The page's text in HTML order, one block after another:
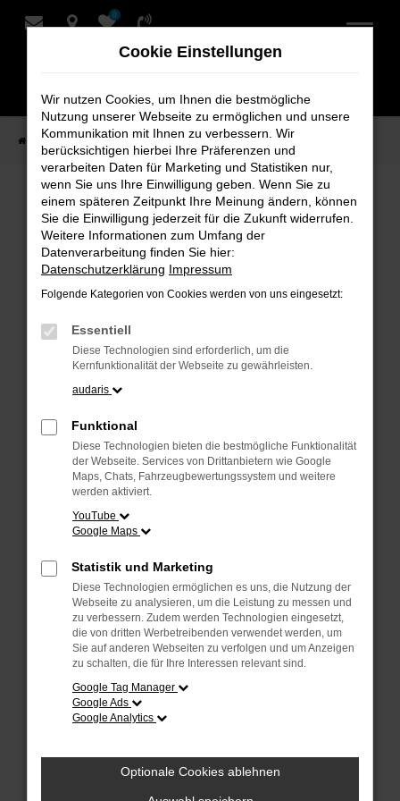
Zum
0
Startseite Verkauf Fahrzeug-Showroom
Fahrzeug-Showroom
Beim Laden ist ein Fehler aufgetreten.
Hier sind ein paar Tipps, die dir helfen können:
Überprüfe deine Firewall und deine
Internetverbindung.
Laden andere Webseiten, zum Beispiel
deine Suchmaschine?
Prüfe deine Browsererweiterungen.
Manche Erweiterungen, wie Werbeblocker,
können das Laden bestimmter Seiten
verhindern. Funktioniert die Seite in einem
anderen Browser oder in einem privaten
Fenster?
Starte dein Gerät neu.
Das kann manchmal helfen,
vorübergehende Probleme zu beheben.
Stelle sicher, dass dein Browser und dein
Betriebssystem auf dem neuesten Stand
Veraltete Software birgt nicht nur ein
Cookie Einstellungen
Wir nutzen Cookies, um Ihnen die bestmögliche
Nutzung unserer Webseite zu ermöglichen und unsere
Kommunikation mit Ihnen zu verbessern. Wir
berücksichtigen hierbei Ihre Präferenzen und
verarbeiten Daten für Marketing und Statistiken nur,
wenn Sie uns Ihre Einwilligung geben. Wenn Sie zu
einem späteren Zeitpunkt Ihre Meinung ändern, können
Sie die Einwilligung jederzeit für die Zukunft widerrufen.
Weitere Informationen zum Umfang der
Datenverarbeitung finden Sie hier:
Datenschutzerklärung Impressum
Folgende Kategorien von Cookies werden von uns eingesetzt:
Essentiell
Diese Technologien sind erforderlich, um die
Kernfunktionalität der Webseite zu gewährleisten.
audaris
Funktional
Diese Technologien bieten die bestmögliche Funktionalität
der Webseite. Services von Drittanbietern wie Google
Maps, Chats, Fahrzeugbewertungssystem und weitere
werden aktiviert.
YouTube
Google Maps
Statistik und Marketing
Diese Technologien ermöglichen es uns, die Nutzung der
Webseite zu analysieren, um die Leistung zu messen und
zu verbessern. Zudem werden Technologien eingesetzt,
die von dritten Werbetreibenden verwendet werden, um
Sie auf anderen Webseiten zu verfolgen und um Anzeigen
zu schalten, die für Ihre Interessen relevant sind.
Google Tag Manager
Google Ads
Google Analytics
Optionale Cookies ablehnen